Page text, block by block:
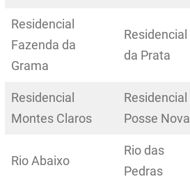
Residencial
Fazenda da
Grama
Residencial
da Prata
Residencial
Montes Claros
Residencial
Posse Nova
Rio Abaixo
Rio das
Pedras